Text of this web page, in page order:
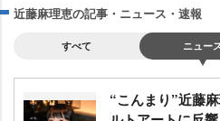
近藤麻理恵の記事・ニュース・速報
すべて ニュー
“こんまり”近藤